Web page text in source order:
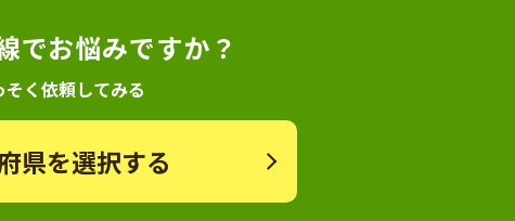
でお悩みですか？
そく依頼してみる
県を選択する